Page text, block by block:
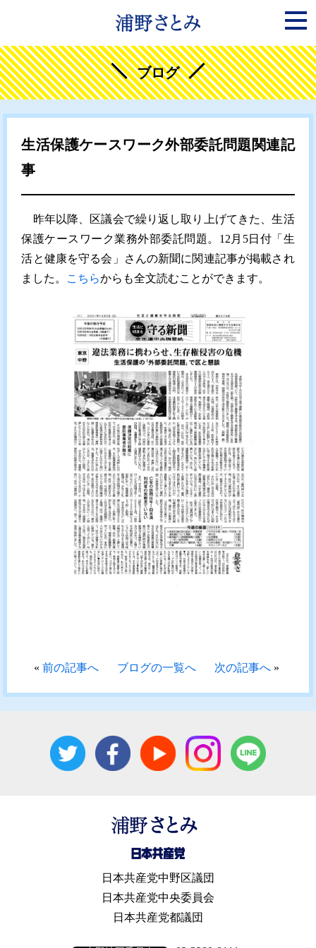
ブログ
生活保護ケースワーク外部委託問題関連記
事
昨年以降、区議会で繰り返し取り上げてきた、生活
保護ケースワーク業務外部委託問題。12月5日付「生
活と健康を守る会」さんの新聞に関連記事が掲載され
ました。 こちらからも全文読むことができます。
«前の記事へ ブログの一覧へ 次の記事へ»
日本共産党中野区議団
日本共産党中央委員会
日本共産党都議団